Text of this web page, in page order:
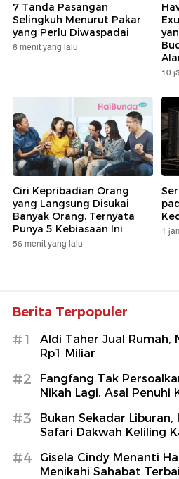
7 Tanda Pasangan
Selingkuh Menurut Pakar
yang Perlu Diwaspadai
6 menit yang lalu
10
Ciri Kepribadian Orang
yang Langsung Disukai
Banyak Orang, Ternyata
Punya 5 Kebiasaan Ini
56 menit yang lalu
1
Berita Terpopuler
#1
Aldi Taher Jual Rumah,
Rp1 Miliar
#2
Fangfang Tak
Nikah Lagi, Asal Penuhi
#3
Bukan Sekadar
Safari Dakwah Keliling
#4
Gisela Cindy Menanti
Menikahi Sahabat